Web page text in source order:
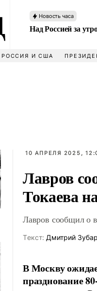
Новость часа
Над Россией за
РОССИЯ И США
10 АПРЕЛЯ 2025,
Лавров
Токаева
Лавров сообщил о
Tекст: Дмитрий
В Москву
празднование